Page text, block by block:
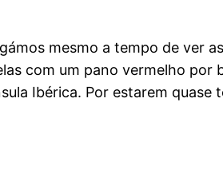
mesmo a tempo de ver
com um pano vermelho por
Ibérica. Por estarem quase